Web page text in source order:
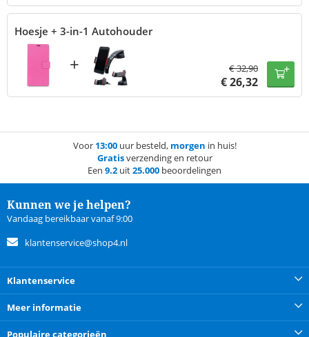
Hoesje + 3-in-1 Autohouder
+ €32,90
€26,32
Voor 13:00uur besteld, morgen in huis!
Gratisverzending en retour
Een 9.2 uit25.000 beoordelingen
Kunnen we je helpen?
Vandaag bereikbaar vanaf 9:00
klantenservice@shop4.nl
Klantenservice
Meer informatie
Populaire categorieën